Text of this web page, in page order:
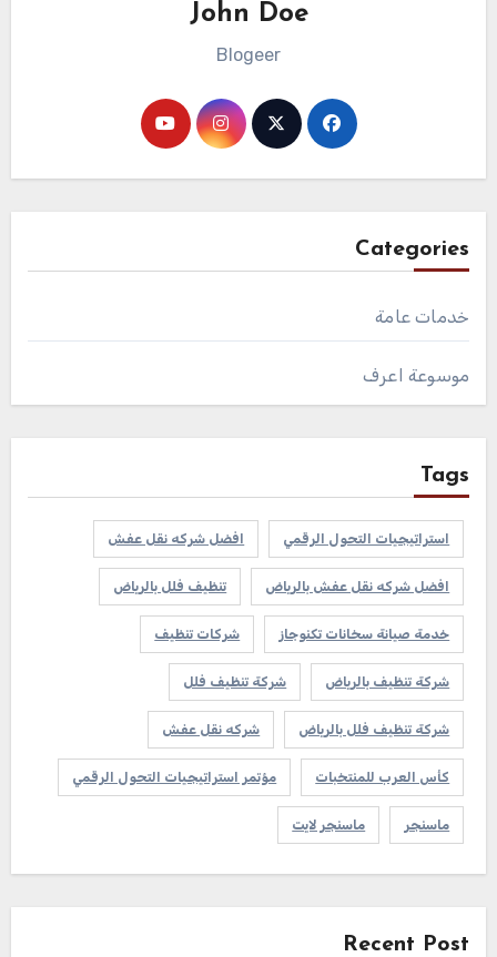
John Doe
Blogeer
Categories
خدمات عامة
موسوعة اعرف
Tags
استراتيجيات التحول الرقمي افضل شركه نقل عفش
افضل شركه نقل عفش بالرياض تنظيف فلل بالرياض
خدمة صيانة سخانات تكنوجاز شركات تنظيف
شركة تنظيف بالرياض شركة تنظيف فلل
شركة تنظيف فلل بالرياض شركه نقل عفش
كأس العرب للمنتخبات مؤتمر استراتيجيات التحول الرقمي
ماسنجر ماسنجر لايت
Recent Post